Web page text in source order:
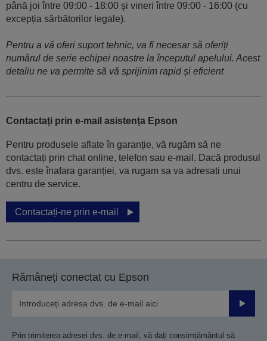
până joi între 09:00 - 18:00 şi vineri între 09:00 - 16:00 (cu
excepția sărbătorilor legale).
Pentru a vă oferi suport tehnic, va fi necesar să oferiți
numărul de serie echipei noastre la începutul apelului. Acest
detaliu ne va permite să vă sprijinim rapid și eficient
Contactați prin e-mail asistența Epson
Pentru produsele aflate în garanție, vă rugăm să ne
contactați prin chat online, telefon sau e-mail. Dacă produsul
dvs. este înafara garanției, va rugam sa va adresati unui
centru de service.
Contactați-ne prin e-mail
Rămâneți conectat cu Epson
Prin trimiterea adresei dvs. de e-mail, vă dați consimțământul să